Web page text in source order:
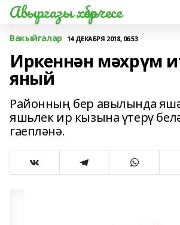
Авыргазы хәбәрчесе
Вакыйгалар 14 ДЕКАБРЯ 2018, 06:53
Иркеннән мәхрүм
яный
Районның бер авылында
яшьлек ир кызына үтерү
гаепләнә.